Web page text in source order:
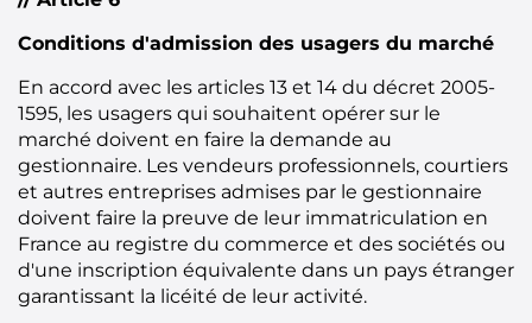
Conditions d'admission des usagers du marché
En accord avec les articles 13 et 14 du décret 2005-
1595, les usagers qui souhaitent opérer sur le
marché doivent en faire la demande au
gestionnaire. Les vendeurs professionnels, courtiers
et autres entreprises admises par le gestionnaire
doivent faire la preuve de leur immatriculation en
France au registre du commerce et des sociétés ou
d'une inscription équivalente dans un pays étranger
garantissant la licéité de leur activité.